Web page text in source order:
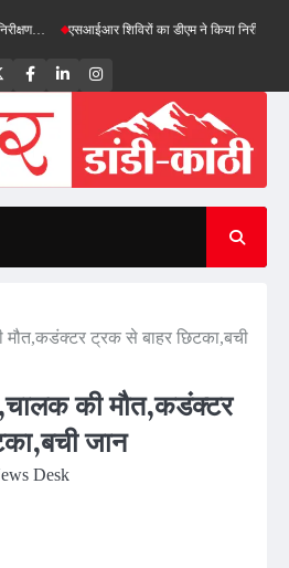
एसआईआर शिविरों का डीएम ने किया निरीक्षण,
TwitterFacebookLinkedInInstagram
मौत,कडंक्टर ट्रक से बाहर छिटका,बची
की मौत,कडंक्टर
जान
Desk